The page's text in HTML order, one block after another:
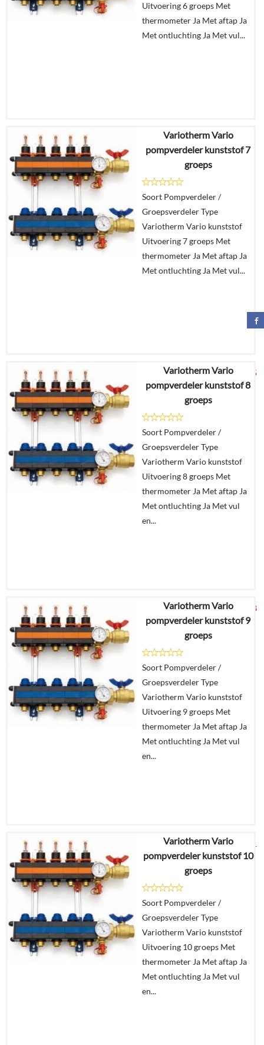
Uitvoering 6 groeps Met
thermometer Ja Met aftap Ja
Met ontluchting Ja Met vul...
€994,62
winkelmand
Variotherm Vario
pompverdeler kunststof 7
groeps
Soort Pompverdeler /
Groepsverdeler Type
Variotherm Vario kunststof
Uitvoering 7 groeps Met
thermometer Ja Met aftap Ja
Met ontluchting Ja Met vul...
€1.034,55
winkelmand
Variotherm Vario
pompverdeler kunststof 8
groeps
Soort Pompverdeler /
Groepsverdeler Type
Variotherm Vario kunststof
Uitvoering 8 groeps Met
thermometer Ja Met aftap Ja
Met ontluchting Ja Met vul
en...
€1.074,48
winkelmand
Variotherm Vario
pompverdeler kunststof 9
groeps
Soort Pompverdeler /
Groepsverdeler Type
Variotherm Vario kunststof
Uitvoering 9 groeps Met
thermometer Ja Met aftap Ja
Met ontluchting Ja Met vul
en...
€1.114,41
winkelmand
Variotherm Vario
pompverdeler kunststof 10
groeps
Soort Pompverdeler /
Groepsverdeler Type
Variotherm Vario kunststof
Uitvoering 10 groeps Met
thermometer Ja Met aftap Ja
Met ontluchting Ja Met vul
en...